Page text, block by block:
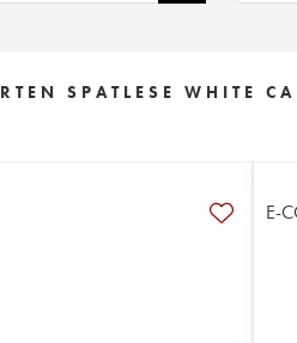
SPATLESE WHITE
E-